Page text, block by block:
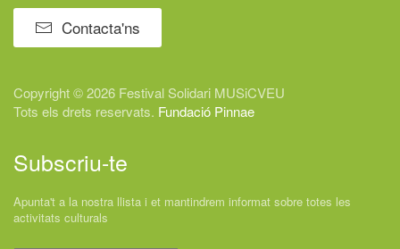
Contacta'ns
Copyright © 2026 Festival Solidari MUSiCVEU
Tots els drets reservats. Fundació Pinnae
Subscriu-te
Apunta't a la nostra llista i et mantindrem informat sobre totes les
activitats culturals